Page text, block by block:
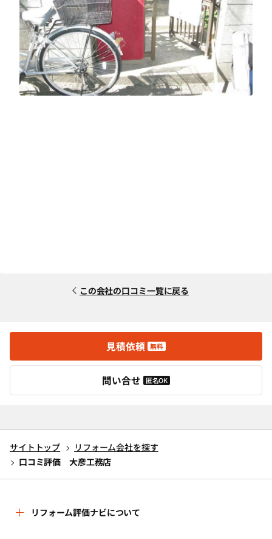
この会社の口コミ一覧に戻る
見積依頼 無料
問い合せ 匿名OK
サイトトップ
リフォーム会社を探す
口コミ評価 大彦工務店
リフォーム評価ナビについて